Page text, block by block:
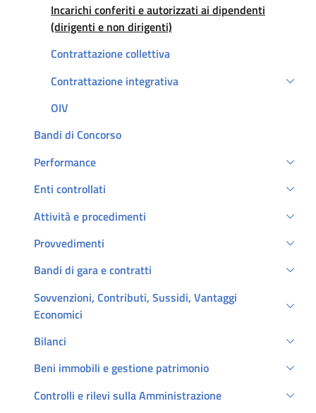
Incarichi conferiti e autorizzati ai dipendenti
(dirigenti e non dirigenti)
Contrattazione collettiva
Contrattazione integrativa
OIV
Bandi di Concorso
Performance
Enti controllati
Attività e procedimenti
Provvedimenti
Bandi di gara e contratti
Sovvenzioni, Contributi, Sussidi, Vantaggi
Economici
Bilanci
Beni immobili e gestione patrimonio
Controlli e rilevi sulla Amministrazione